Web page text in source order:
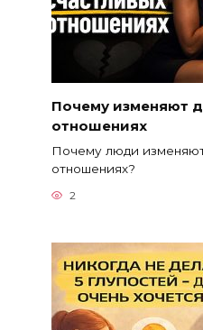
Почему изменяют
отношениях
Почему люди
отношениях?
2